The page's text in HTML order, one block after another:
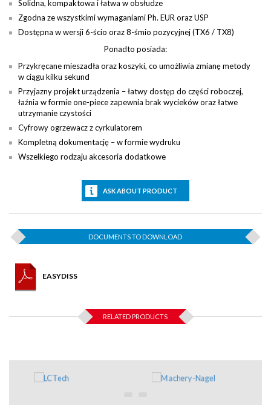
Solidna, kompaktowa i łatwa w obsłudze
Zgodna ze wszystkimi wymaganiami Ph. EUR oraz USP
Dostępna w wersji 6-ścio oraz 8-śmio pozycyjnej (TX6 / TX8)
Ponadto posiada:
Przykręcane mieszadła oraz koszyki, co umożliwia zmianę metody
w ciągu kilku sekund
Przyjazny projekt urządzenia – łatwy dostęp do części roboczej,
łaźnia w formie one-piece zapewnia brak wycieków oraz łatwe
utrzymanie czystości
Cyfrowy ogrzewacz z cyrkulatorem
Kompletną dokumentację – w formie wydruku
Wszelkiego rodzaju akcesoria dodatkowe
ASK ABOUT PRODUCT
DOCUMENTS TO DOWNLOAD
EASYDISS
RELATED PRODUCTS